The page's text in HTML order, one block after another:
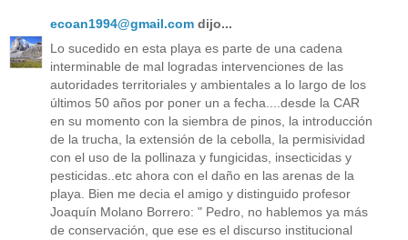
ecoan1994@gmail.com dijo...
Lo sucedido en esta playa es parte de una cadena
interminable de mal logradas intervenciones de las
autoridades territoriales y ambientales a lo largo de los
últimos 50 años por poner un a fecha....desde la CAR
en su momento con la siembra de pinos, la introducción
de la trucha, la extensión de la cebolla, la permisividad
con el uso de la pollinaza y fungicidas, insecticidas y
pesticidas..etc ahora con el daño en las arenas de la
playa. Bien me decia el amigo y distinguido profesor
Joaquín Molano Borrero: " Pedro, no hablemos ya más
de conservación, que ese es el discurso institucional